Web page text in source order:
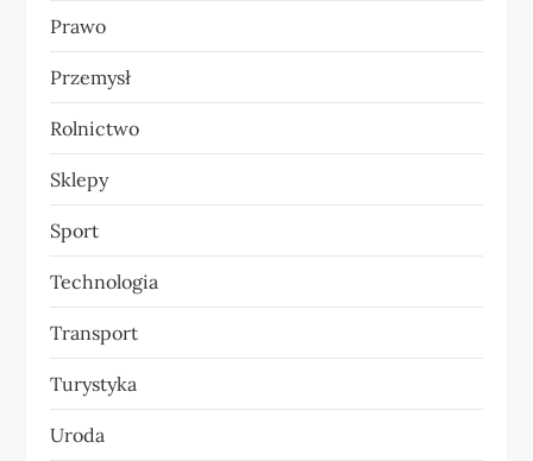
Prawo
Przemysł
Rolnictwo
Sklepy
Sport
Technologia
Transport
Turystyka
Uroda